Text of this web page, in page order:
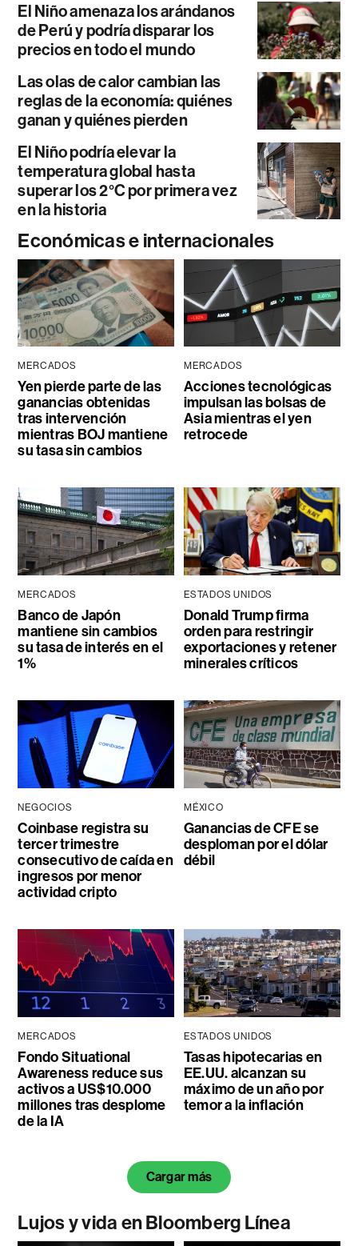
El Niño amenaza los arándanos
de Perú y podría disparar los
precios en todo el mundo
Las olas de calor cambian las
reglas de la economía: quiénes
ganan y quiénes pierden
El Niño podría elevar la
temperatura global hasta
superar los 2°C por primera vez
en la historia
Económicas e internacionales
MERCADOS
Yen pierde parte de las
ganancias obtenidas
tras intervención
mientras BOJ mantiene
su tasa sin cambios
MERCADOS
Acciones tecnológicas
impulsan las bolsas de
Asia mientras el yen
retrocede
MERCADOS
Banco de Japón
mantiene sin cambios
su tasa de interés en el
1%
ESTADOS UNIDOS
Donald Trump firma
orden para restringir
exportaciones y retener
minerales críticos
NEGOCIOS
Coinbase registra su
tercer trimestre
consecutivo de caída en
ingresos por menor
actividad cripto
MÉXICO
Ganancias de CFE se
desploman por el dólar
débil
MERCADOS
Fondo Situational
Awareness reduce sus
activos a US$10.000
millones tras desplome
de la IA
ESTADOS UNIDOS
Tasas hipotecarias en
EE.UU. alcanzan su
máximo de un año por
temor a la inflación
Cargar más
Lujos y vida en Bloomberg Línea